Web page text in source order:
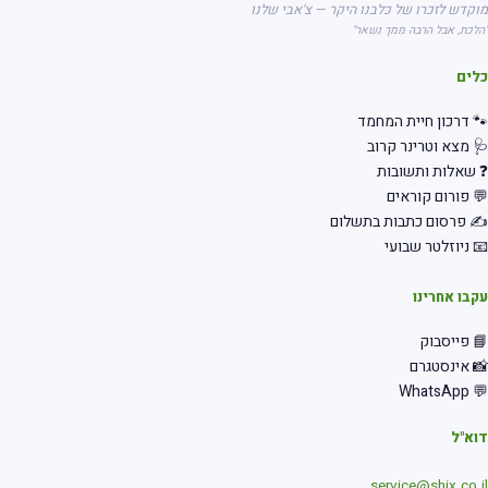
לזכרו של כלבנו היקר — צ'אבי שלנו
אבל הרבה ממך נשאר"
דרכון חיית המחמד
מצא וטרינר קרוב
שאלות ותשובות
פורום קוראים
פרסום כתבות בתשלום
ניוזלטר שבועי
אחרינו
פייסבוק
אינסטגרם
💬